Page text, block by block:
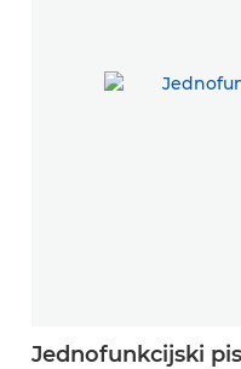
Jednofunkcijski